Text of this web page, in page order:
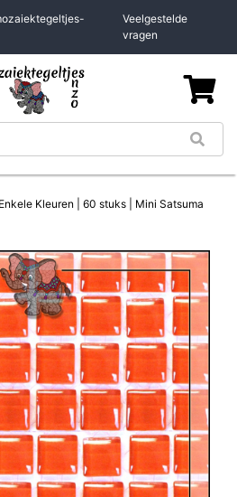
Veelgestelde
vragen
Kleuren | 60 stuks | Mini Satsuma